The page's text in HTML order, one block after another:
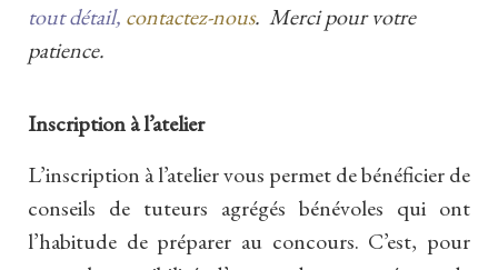
tout détail, contactez-nous. Merci pour votre
patience.
Inscription à l’atelier
L’inscription à l’atelier vous permet de bénéficier de
conseils de tuteurs agrégés bénévoles qui ont
l’habitude de préparer au concours. C’est, pour